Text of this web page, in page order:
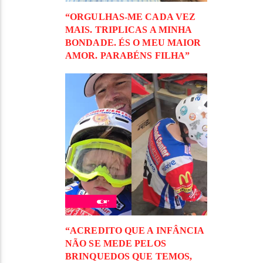
“ORGULHAS-ME CADA VEZ
MAIS. TRIPLICAS A MINHA
BONDADE. ÉS O MEU MAIOR
AMOR. PARABÉNS FILHA”
“ACREDITO QUE A INFÂNCIA
NÃO SE MEDE PELOS
BRINQUEDOS QUE TEMOS,